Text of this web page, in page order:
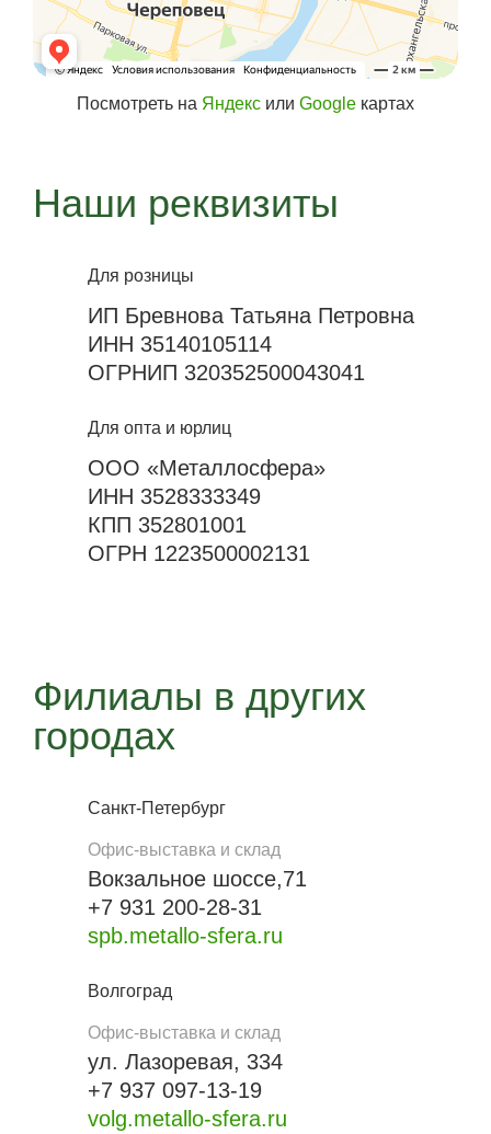
Посмотреть на Яндекс или Google картах
Наши реквизиты
Для розницы
ИП Бревнова Татьяна Петровна
ИНН 35140105114
ОГРНИП 320352500043041
Для опта и юрлиц
ООО «Металлосфера»
ИНН 3528333349
КПП 352801001
ОГРН 1223500002131
Филиалы в других
городах
Санкт-Петербург
Офис-выставка и склад
Вокзальное шоссе,71
+7 931 200-28-31
spb.metallo-sfera.ru
Волгоград
Офис-выставка и склад
ул. Лазоревая, 334
+7 937 097-13-19
volg.metallo-sfera.ru